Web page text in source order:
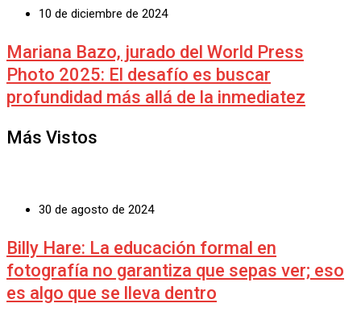
10 de diciembre de 2024
Mariana Bazo, jurado del World Press
Photo 2025: El desafío es buscar
profundidad más allá de la inmediatez
Más Vistos
30 de agosto de 2024
Billy Hare: La educación formal en
fotografía no garantiza que sepas ver; eso
es algo que se lleva dentro